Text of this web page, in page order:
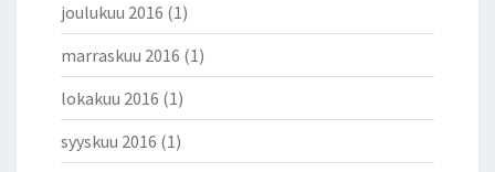
joulukuu 2016 (1)
marraskuu 2016 (1)
lokakuu 2016 (1)
syyskuu 2016 (1)